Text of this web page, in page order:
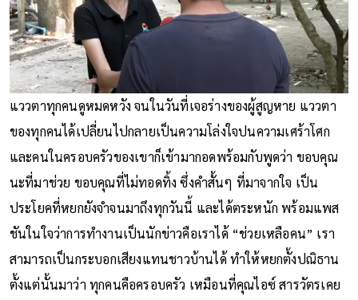
แววตาทุกคนดูหมดหวัง จนในวันที่เจอร่างของผู้สูญหาย แววตา
ของทุกคนได้เปลี่ยนไปกลายเป็นความโล่งใจปนความเศร้าโศก
และคนในครอบครัวของเขาก็เข้ามากอดพร้อมกับพูดว่า ขอบคุณ
นะที่มาช่วย ขอบคุณที่ไม่ทอดทิ้ง ซึ่งคำสั้นๆ ที่มาจากใจ เป็น
ประโยคที่หยกยังจำจนมาถึงทุกวันนี้ และได้ตระหนัก พร้อมแพส
ชันในใจว่าการทำงานเป็นนักข่าวคือเราได้ “ช่วยเหลือคน” เรา
สามารถเป็นกระบอกเสียงแทนชาวบ้านได้ ทำให้หยกตั้งปณิธาน
ตั้งแต่นั้นมาว่า ทุกคนคือครอบครัว เหมือนที่คุณไอซ์ สารวัตรเคย